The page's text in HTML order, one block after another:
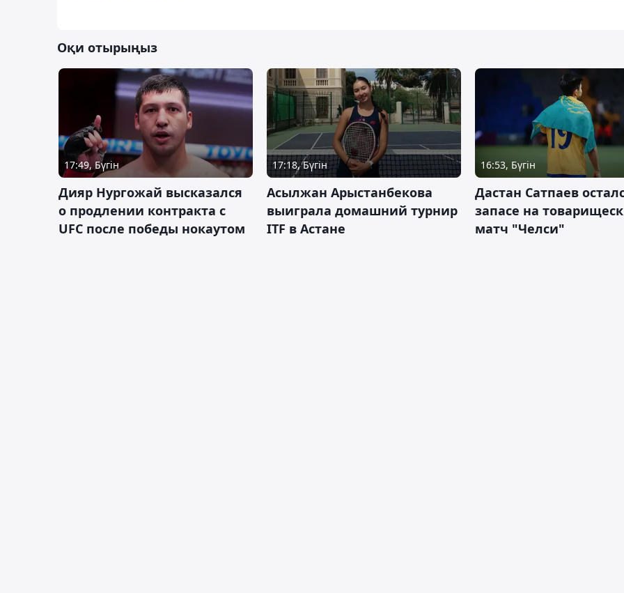
Оқи отырыңыз
17:49, Бүгін
Дияр Нургожай высказался
о продлении контракта с
UFC после победы нокаутом
17:18, Бүгін
Асылжан Арыстанбекова
выиграла домашний турнир
ITF в Астане
16:53, Бүгін
Дастан Сатпаев
запасе на
матч "Челси"